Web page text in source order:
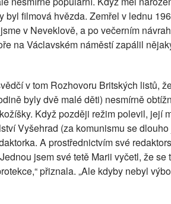
byl filmová hvězda. Zemřel v lednu
v Neveklově, a po večerním
na Václavském náměstí zapálil
v tom Rozhovoru Britských listů,
byly dvě malé děti) nesmírně
Když později režim polevil, její
Vyšehrad (za komunismu se
A prostřednictvím své
jsem své tetě Marii vyčetl, že
přiznala. „Ale kdyby nebyl